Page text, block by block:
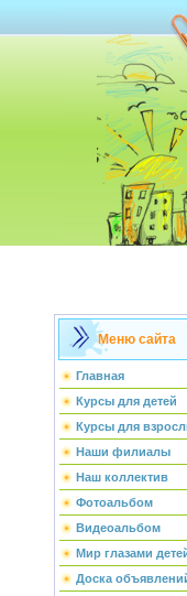
Меню сайта
Главная
Курсы для детей
Курсы для
Наши филиалы
Наш коллектив
Фотоальбом
Видеоальбом
Мир глазами
Доска